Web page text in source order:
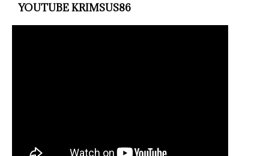
YOUTUBE KRIMSUS86